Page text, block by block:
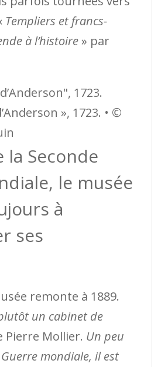
Templiers et francs-
à l’histoire» par
», 1723. • ©
la Seconde
le musée
à
ses
remonte à 1889.
plutôt un cabinet de
Pierre Mollier. Un peu
mondiale, il est